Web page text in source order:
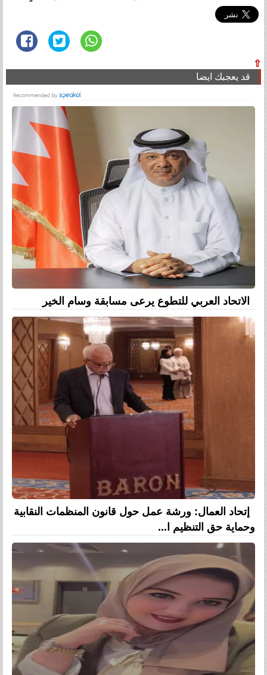
⇧
قد يعجبك ايضا
الاتحاد العربي للتطوع يرعى مسابقة وسام الخير
إتحاد العمال: ورشة عمل حول قانون المنظمات النقابية
وحماية حق التنظيم ا...